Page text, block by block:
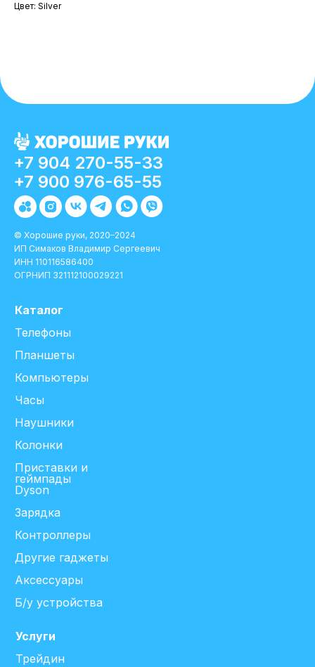
Цвет: Silver
Каталог
Услуги
Телефоны
Трейдин
Планшеты
Компьютеры
Часы
Наушники
Колонки
Приставки и
геймпады
Dyson
Зарядка
Контроллеры
Другие гаджеты
Аксессуары
+7 904 270-55-33
© Хорошие руки, 2020–2024
ИП Симаков Владимир Сергеевич
ИНН 110116586400
ОГРНИП 321112100029221
Б/у устройства
+7 900 976-65-55